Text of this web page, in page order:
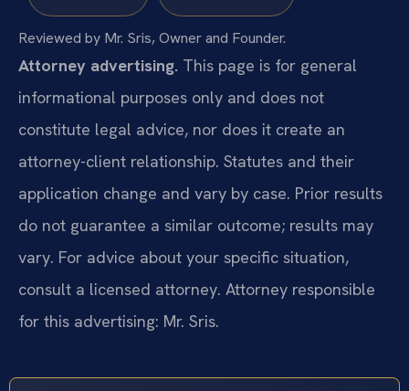
Reviewed by Mr. Sris, Owner and Founder.
Attorney advertising. This page is for general
informational purposes only and does not
constitute legal advice, nor does it create an
attorney-client relationship. Statutes and their
application change and vary by case. Prior results
do not guarantee a similar outcome; results may
vary. For advice about your specific situation,
consult a licensed attorney. Attorney responsible
for this advertising: Mr. Sris.